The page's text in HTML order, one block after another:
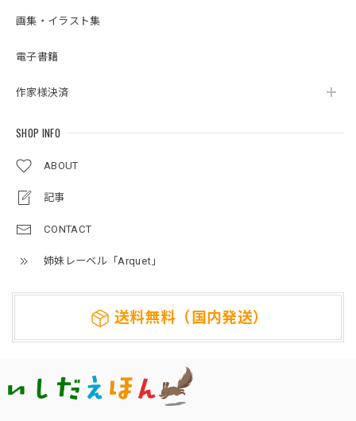
画集・イラスト集
電子書籍
作家様決済
SHOP INFO
ABOUT
記事
CONTACT
姉妹レーベル「Arquet」
送料無料（国内発送）